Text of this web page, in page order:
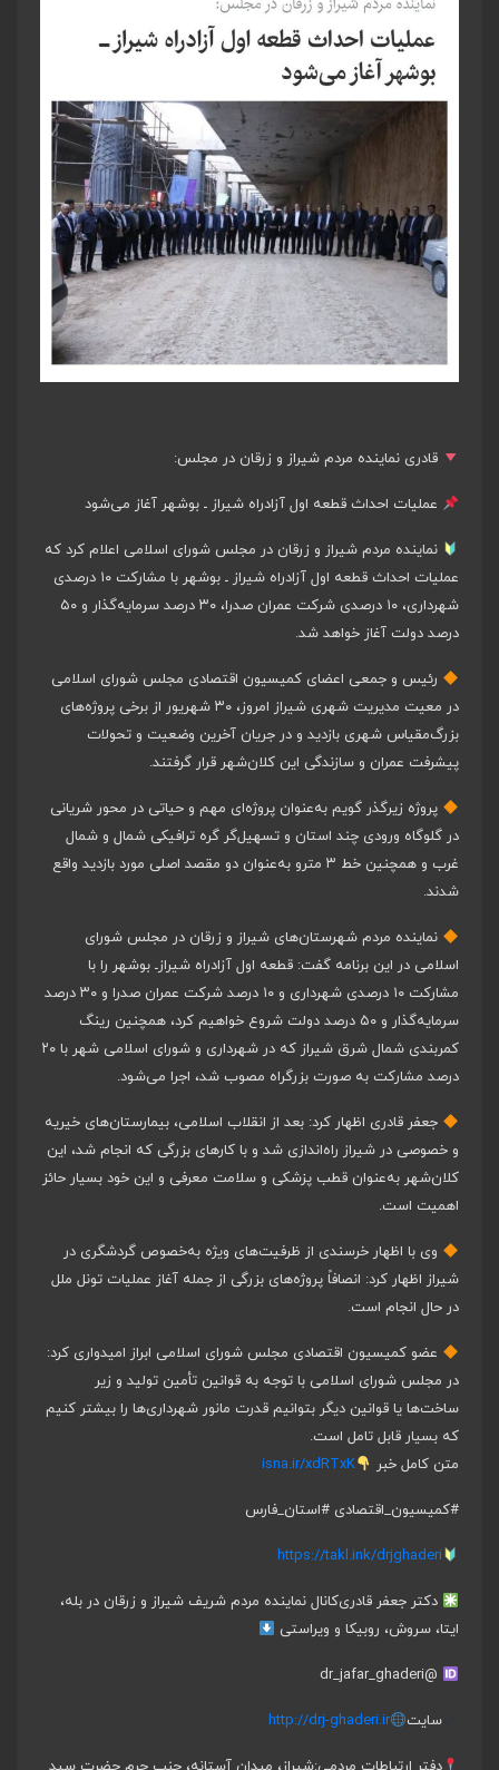
قادری نماینده مردم شیراز و زرقان در مجلس:
عملیات احداث قطعه اول آزادراه شیراز ـ بوشهر آغاز می‌شود
نماینده مردم شیراز و زرقان در مجلس شورای اسلامی اعلام کرد که
عملیات احداث قطعه اول آزادراه شیراز ـ بوشهر با مشارکت ۱۰ درصدی
شهرداری، ۱۰ درصدی شرکت عمران صدرا، ۳۰ درصد سرمایه‌گذار و ۵۰
درصد دولت آغاز خواهد شد.
رئیس و جمعی اعضای کمیسیون اقتصادی مجلس شورای اسلامی
در معیت مدیریت شهری شیراز امروز، ۳۰ شهریور از برخی پروژه‌های
بزرگ‌مقیاس شهری بازدید و در جریان آخرین وضعیت و تحولات
پیشرفت عمران و سازندگی این کلان‌شهر قرار گرفتند.
پروژه زیرگذر گویم به‌عنوان پروژه‌ای مهم و حیاتی در محور شریانی
در گلوگاه ورودی چند استان و تسهیل‌گر گره ترافیکی شمال و شمال
غرب و همچنین خط ۳ مترو به‌عنوان دو مقصد اصلی مورد بازدید واقع
شدند.
نماینده مردم شهرستان‌های شیراز و زرقان در مجلس شورای
اسلامی در این برنامه گفت: قطعه اول آزادراه شیرازـ بوشهر را با
مشارکت ۱۰ درصدی شهرداری و ۱۰ درصد شرکت عمران صدرا و ۳۰ درصد
سرمایه‌گذار و ۵۰ درصد دولت شروع خواهیم کرد، همچنین رینگ
کمربندی شمال شرق شیراز که در شهرداری و شورای اسلامی شهر با ۲۰
درصد مشارکت به صورت بزرگراه مصوب شد، اجرا می‌شود.
جعفر قادری اظهار کرد: بعد از انقلاب اسلامی، بیمارستان‌های خیریه
و خصوصی در شیراز راه‌اندازی شد و با کارهای بزرگی که انجام شد، این
کلان‌شهر به‌عنوان قطب پزشکی و سلامت معرفی و این خود بسیار حائز
اهمیت است.
وی با اظهار خرسندی از ظرفیت‌های ویژه به‌خصوص گردشگری در
شیراز اظهار کرد: انصافاً پروژه‌های بزرگی از جمله آغاز عملیات تونل ملل
در حال انجام است.
عضو کمیسیون اقتصادی مجلس شورای اسلامی ابراز امیدواری کرد:
در مجلس شورای اسلامی با توجه به قوانین تأمین تولید و زیر
ساخت‌ها یا قوانین دیگر بتوانیم قدرت مانور شهرداری‌ها را بیشتر کنیم
که بسیار قابل تامل است.
متن کامل خبر
isna.ir/xdRTxK
#کمیسیون_اقتصادی #استان_فارس
https://takl.ink/drjghaderi
دکتر جعفر قادریکانال نماینده مردم شریف شیراز و زرقان در بله،
ایتا، سروش، روبیکا و ویراستی
@dr_jafar_ghaderi
سایت http://drj-ghaderi.ir